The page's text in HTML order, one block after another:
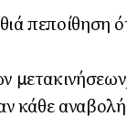
κάθε